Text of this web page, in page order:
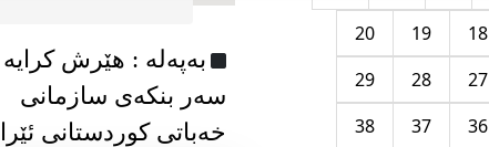
18
19
20
27
28
29
36
37
38
به‌په‌له‌ : هێرش کرایە
سەر بنکەی سازمانی
خەباتی کوردستانی